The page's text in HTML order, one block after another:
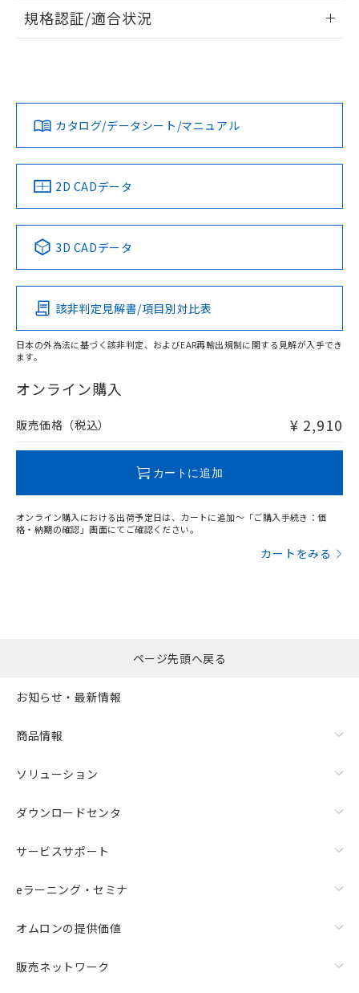
ログイン/会員登録
ダウンロードデータをご利用いただく前に、以下を必ずお読
みください。
ソフトウェアの使用条件
EU RoHS 注意事項・凡例
対応済み
中国 RoHS 注意事項・凡例
Pb Hg Cd Cr(VI)
O
在庫等で未対応品が混在する可能性があります。
問い合わせください。
規格認証/適合状況
LR型式承認
（イギリス
船舶規格）
DNV型式承認
（ノルウェー
BV型式承認
（フランス
KR型式
（韓国
No No No No
この製品の規格認証/適合状況ページへ
その他の認証はこちらのページからご検索ください
カタログ/データシート/マニュアル
2D CADデータ
3D CADデータ
該非判定見解書/項目別対比表
日本の外為法に基づく該非判定、およびEAR再輸出規制に関する見解が入手でき
ます。
オンライン購入
販売価格（税込） ¥ 2,910
カートに追加
オンライン購入における出荷予定日は、カートに追加～「ご購入手続き：価
格・納期の確認」画面にてご確認ください。
カートをみる
ページ先頭へ戻る
お知らせ・最新情報
商品情報
ソリューション
ダウンロードセンタ
サービスサポート
eラーニング・セミナ
オムロンの提供価値
販売ネットワーク